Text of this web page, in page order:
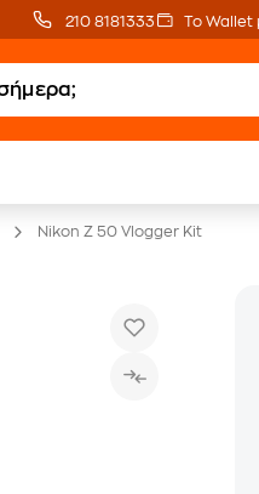
210 8181333 Το Wallet
Nikon Z 50 Vlogger Kit